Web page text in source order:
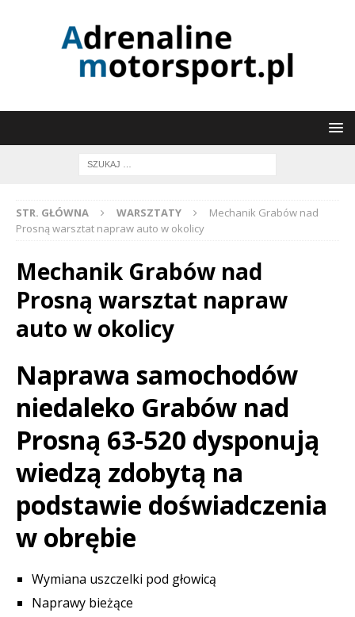
STR. GŁÓWNA WARSZTATY
Mechanik Grabów nad
Prosną warsztat napraw auto w okolicy
Mechanik Grabów nad
Prosną warsztat napraw
auto w okolicy
Naprawa samochodów
niedaleko Grabów nad
Prosną 63-520 dysponują
wiedzą zdobytą na
podstawie doświadczenia
w obrębie
Wymiana uszczelki pod głowicą
Naprawy bieżące